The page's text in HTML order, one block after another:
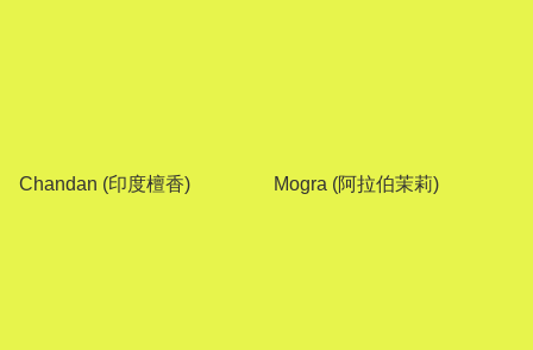
Chandan (印度檀香) Mogra (阿拉伯茉莉)